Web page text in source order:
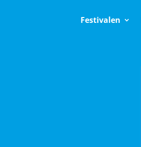
Festivalen